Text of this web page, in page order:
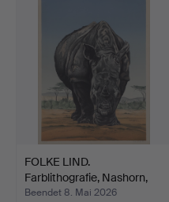
FOLKE LIND.
Farblithografie, Nashorn,
numm…
Beendet 8. Mai 2026